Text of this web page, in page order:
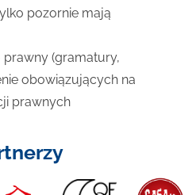
pozornie mają
(gramatury,
obowiązujących na
prawnych